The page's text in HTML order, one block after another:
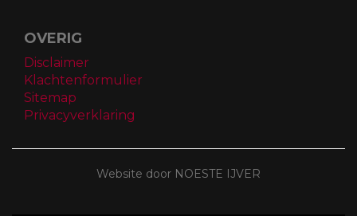
OVERIG
Disclaimer
Klachtenformulier
Sitemap
Privacyverklaring
Website door NOESTE IJVER